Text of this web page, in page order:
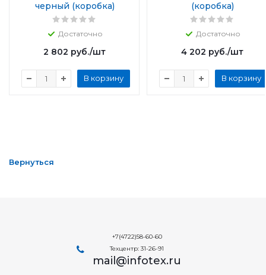
черный (коробка)
Достаточно
2 802 руб./шт
В корзину
(коробка)
Достаточно
4 202 руб./шт
В корзину
Вернуться
+7(4722)58-60-60
Техцентр: 31-26-91
mail@infotex.ru